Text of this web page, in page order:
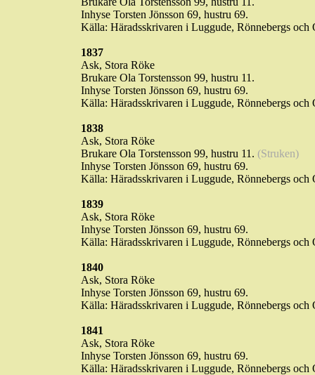
Inhyse Torsten Jönsson 69, hustru 69.
Källa: Häradsskrivaren i Luggude, Rönnebergs och
1837
Ask, Stora Röke
Brukare Ola Torstensson 99, hustru 11.
Inhyse Torsten Jönsson 69, hustru 69.
Källa: Häradsskrivaren i Luggude, Rönnebergs och
1838
Ask, Stora Röke
Brukare Ola Torstensson 99, hustru 11. (Struken)
Inhyse Torsten Jönsson 69, hustru 69.
Källa: Häradsskrivaren i Luggude, Rönnebergs och
1839
Ask, Stora Röke
Inhyse Torsten Jönsson 69, hustru 69.
Källa: Häradsskrivaren i Luggude, Rönnebergs och
1840
Ask, Stora Röke
Inhyse Torsten Jönsson 69, hustru 69.
Källa: Häradsskrivaren i Luggude, Rönnebergs och
1841
Ask, Stora Röke
Inhyse Torsten Jönsson 69, hustru 69.
Källa: Häradsskrivaren i Luggude, Rönnebergs och